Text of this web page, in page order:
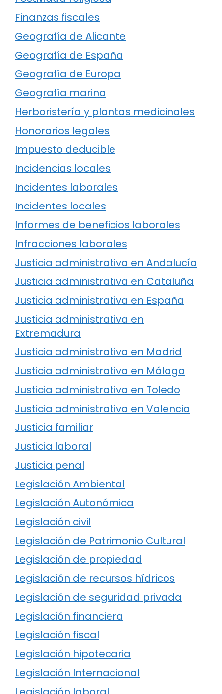
Finanzas fiscales
Geografía de Alicante
Geografía de España
Geografía de Europa
Geografía marina
Herboristería y plantas medicinales
Honorarios legales
Impuesto deducible
Incidencias locales
Incidentes laborales
Incidentes locales
Informes de beneficios laborales
Infracciones laborales
Justicia administrativa en Andalucía
Justicia administrativa en Cataluña
Justicia administrativa en España
Justicia administrativa en
Extremadura
Justicia administrativa en Madrid
Justicia administrativa en Málaga
Justicia administrativa en Toledo
Justicia administrativa en Valencia
Justicia familiar
Justicia laboral
Justicia penal
Legislación Ambiental
Legislación Autonómica
Legislación civil
Legislación de Patrimonio Cultural
Legislación de propiedad
Legislación de recursos hídricos
Legislación de seguridad privada
Legislación financiera
Legislación fiscal
Legislación hipotecaria
Legislación Internacional